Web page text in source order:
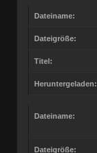
Dateiname:
Dateigröße:
Titel:
Heruntergeladen:
Dateiname:
Dateigröße: